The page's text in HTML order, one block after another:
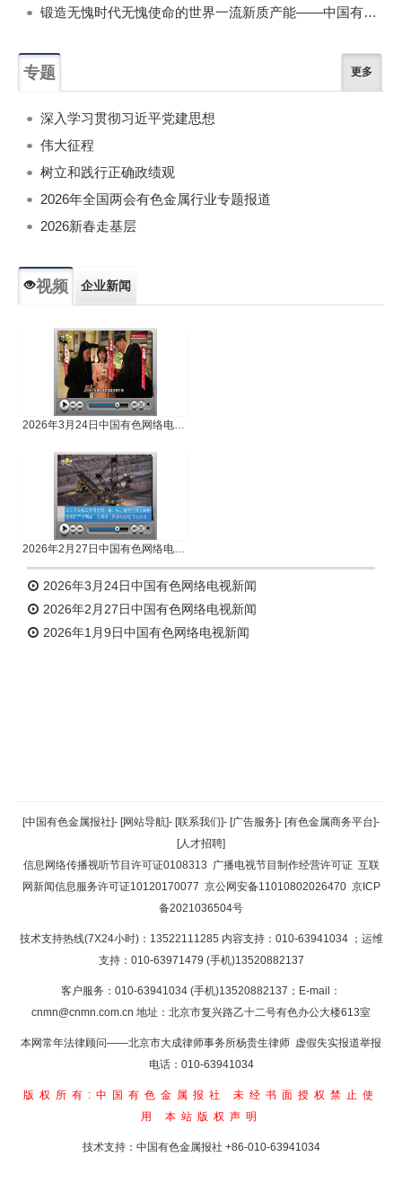
锻造无愧时代无愧使命的世界一流新质产能——中国有色金属工业的战略应对与破局之道（二）
专题 更多
深入学习贯彻习近平党建思想
伟大征程
树立和践行正确政绩观
2026年全国两会有色金属行业专题报道
2026新春走基层
视频 企业新闻
2026年3月24日中国有色网络电视新闻
2026年2月27日中国有色网络电视新闻
2026年3月24日中国有色网络电视新闻
2026年2月27日中国有色网络电视新闻
2026年1月9日中国有色网络电视新闻
返回顶部
返回首页
[中国有色金属报社]- [网站导航]- [联系我们]- [广告服务]- [有色金属商务平台]-
[人才招聘]
信息网络传播视听节目许可证0108313 广播电视节目制作经营许可证 互联
网新闻信息服务许可证10120170077 京公网安备11010802026470 京ICP
备2021036504号
技术支持热线(7X24小时)：13522111285 内容支持：010-63941034 ；运维
支持：010-63971479 (手机)13520882137
客户服务：010-63941034 (手机)13520882137；E-mail：
cnmn@cnmn.com.cn 地址：北京市复兴路乙十二号有色办公大楼613室
本网常年法律顾问——北京市大成律师事务所杨贵生律师 虚假失实报道举报
电话：010-63941034
版权所有:中国有色金属报社
未经书面授权禁止使
用 本站版权声明
技术支持：中国有色金属报社 +86-010-63941034